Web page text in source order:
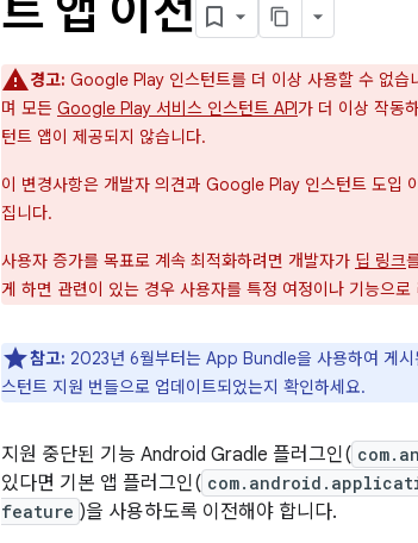
트 앱 이전
경고: Google Play 인스턴트를 더 이상 사용할 수 없
며 모든 Google Play 서비스 인스턴트 API가 더 이상 작동
턴트 앱이 제공되지 않습니다.
이 변경사항은 개발자 의견과 Google Play 인스턴트 도입
집니다.
사용자 증가를 목표로 계속 최적화하려면 개발자가 딥 링크
게 하면 관련이 있는 경우 사용자를 특정 여정이나 기능으로
참고: 2023년 6월부터는 App Bundle을 사용하여 게시
스턴트 지원 번들으로 업데이트되었는지 확인하세요.
지원 중단된 기능 Android Gradle 플러그인(
있다면 기본 앱 플러그인(
feature )을 사용하도록 이전해야 합니다.